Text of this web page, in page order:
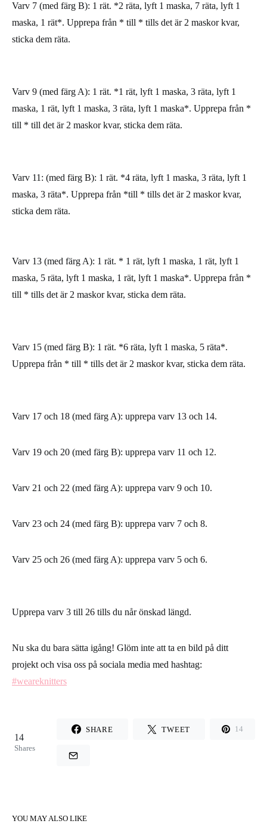
Varv 7 (med färg B): 1 rät. *2 räta, lyft 1 maska, 7 räta, lyft 1
maska, 1 rät*. Upprepa från * till * tills det är 2 maskor kvar,
sticka dem räta.
Varv 9 (med färg A): 1 rät. *1 rät, lyft 1 maska, 3 räta, lyft 1
maska, 1 rät, lyft 1 maska, 3 räta, lyft 1 maska*. Upprepa från *
till * till det är 2 maskor kvar, sticka dem räta.
Varv 11: (med färg B): 1 rät. *4 räta, lyft 1 maska, 3 räta, lyft 1
maska, 3 räta*. Upprepa från *till * tills det är 2 maskor kvar,
sticka dem räta.
Varv 13 (med färg A): 1 rät. * 1 rät, lyft 1 maska, 1 rät, lyft 1
maska, 5 räta, lyft 1 maska, 1 rät, lyft 1 maska*. Upprepa från *
till * tills det är 2 maskor kvar, sticka dem räta.
Varv 15 (med färg B): 1 rät. *6 räta, lyft 1 maska, 5 räta*.
Upprepa från * till * tills det är 2 maskor kvar, sticka dem räta.
Varv 17 och 18 (med färg A): upprepa varv 13 och 14.
Varv 19 och 20 (med färg B): upprepa varv 11 och 12.
Varv 21 och 22 (med färg A): upprepa varv 9 och 10.
Varv 23 och 24 (med färg B): upprepa varv 7 och 8.
Varv 25 och 26 (med färg A): upprepa varv 5 och 6.
Upprepa varv 3 till 26 tills du når önskad längd.
Nu ska du bara sätta igång! Glöm inte att ta en bild på ditt
projekt och visa oss på sociala media med hashtag:
#weareknitters
14
Shares
SHARE TWEET 14
YOU MAY ALSO LIKE